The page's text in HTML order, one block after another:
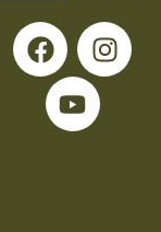
F
a
c
e
I
n
s
Y
o
u
t
u